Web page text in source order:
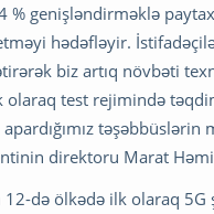
% genişləndirməklə
hədəfləyir.
biz artıq növbəti
olaraq test rejimində
direktoru Marat
12-də ölkədə ilk olaraq